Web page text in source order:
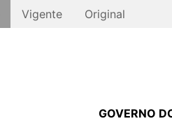
Vigente Original
GOVERNO